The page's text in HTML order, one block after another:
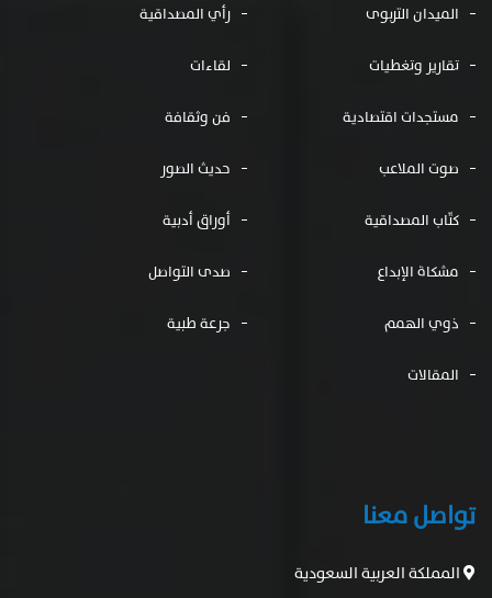
الميدان التربوى رأي المصداقية
تقارير وتغطيات لقاءات
مستجدات اقتصادية فن وثقافة
صوت الملاعب حديث الصور
كتّاب المصداقية أوراق أدبية
مشكاة الإبداع صدى التواصل
ذوي الهمم جرعة طبية
المقالات
تواصل معنا
المملكة العربية السعودية